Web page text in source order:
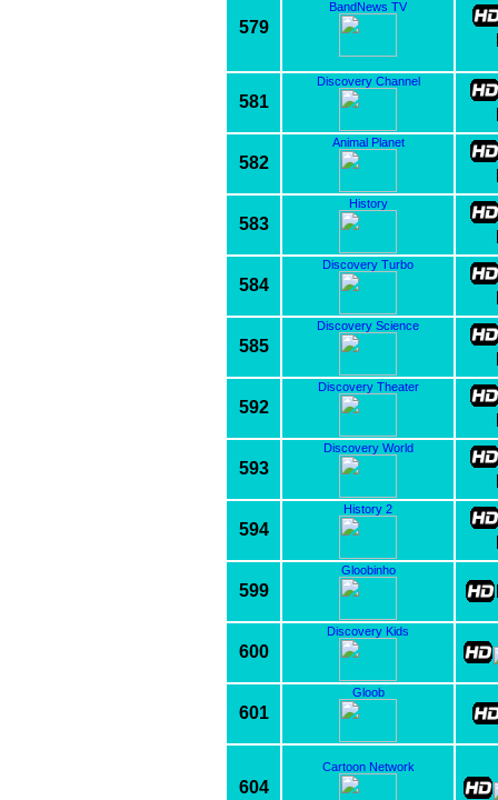
579
BandNews TV
581
Discovery Channel
582
Animal Planet
583
History
584
Discovery Turbo
585
Discovery Science
592
Discovery Theater
593
Discovery World
594
History 2
599
Gloobinho
600
Discovery Kids
601
Gloob
604
Cartoon Network